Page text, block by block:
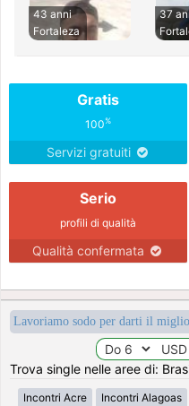
43 anni
Fortaleza
37
Gratis
100%
Servizi gratuiti
Serio
profili di qualità
Qualità confermata
Lavoriamo sodo per darti il
Trova single nelle aree di:
Incontri Acre Incontri Alagoas